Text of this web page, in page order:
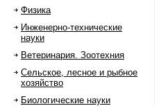
Физика
Инженерно-технические
науки
Ветеринария. Зоотехния
Сельское, лесное и рыбное
хозяйство
Биологические науки